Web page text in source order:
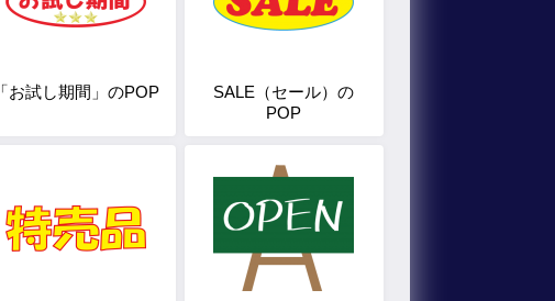
「お試し期間」のPOP
SALE（セール）の
POP